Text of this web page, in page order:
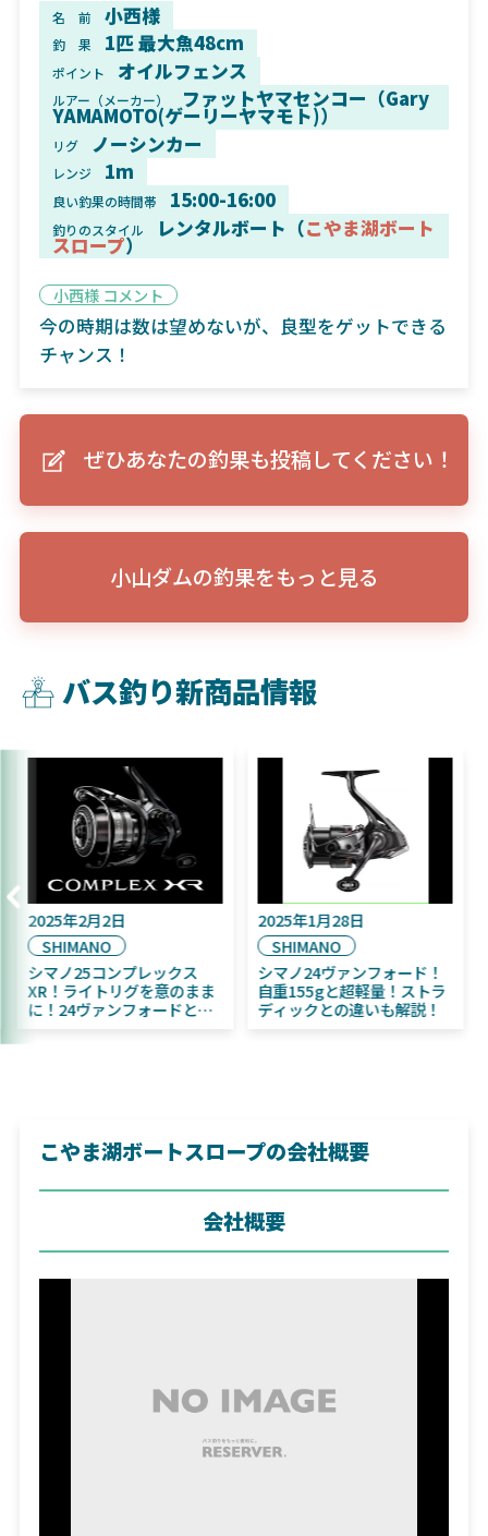
名 前 小西様
釣 果 1匹 最大魚48cm
ポイント オイルフェンス
ルアー（メーカー） ファットヤマセンコー（Gary
YAMAMOTO(ゲーリーヤマモト)）
リグ ノーシンカー
レンジ 1m
良い釣果の時間帯 15:00-16:00
釣りのスタイル レンタルボート（こやま湖ボート
スロープ）
小西様 コメント
今の時期は数は望めないが、良型をゲットできる
チャンス！
ぜひあなたの釣果も投稿してください！
小山ダムの釣果をもっと見る
バス釣り新商品情報
9月16日
11月発売予定！
ふく魚／ちびふく魚
グベイト初心者にお
2025年2月2日
SHIMANO
シマノ25コンプレックス
XR！ライトリグを意のまま
に！24ヴァンフォードとの
シマノ
自重
ディッ
こやま湖ボートスロープの会社概要
会社概要